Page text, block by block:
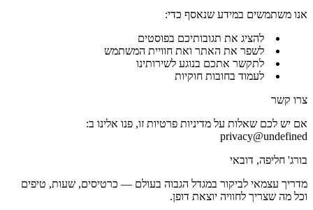
אנו משתמשים במידע שנאסף כדי:
להציג את תגובותיכם בפוסטים
לשפר את האתר ואת חוויית המשתמש
לתקשר אתכם בנוגע לשירותינו
לעמוד בחובות חוקיות
צרו קשר
אם יש לכם שאלות על מדיניות פרטיות זו, פנו אלינו ב:
privacy@undefined
בורג' חליפה, דובאי
מדריך עצמאי לביקור במגדל הגבוה בעולם — כרטיסים, שעות, טיפים
וכל מה שצריך לחוויה יוצאת דופן.